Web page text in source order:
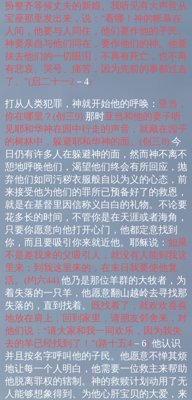
扮整齐等候丈夫的新娘。我听见有大声音从
宝座那里发出来，说： “看哪！神的帐幕在
人间， 他要与人同住，他们要作他的子民。
神要亲自与他们同在，要作他们的神。 他要
抹去他们的一切眼泪，不再有死亡，也不再
有悲哀、哭号、痛苦，因为先前的事都过去
了。 ”(启二十一2 － 4)
打从人类犯罪，神就开始他的呼唤： 亚当，
你在哪里？ (创 三9) 那时亚当和他的妻子听
见耶和华神在园中行走的声音，就藏在园子
的树林中，躲避耶和华神的面。 (创 三8) 今
日仍有许多人在躲避神的面，然而神不离不
憩地呼唤他们，渴望他们终会有所回应，抛
弃他们如同污秽衣服般自以为义的心态，前
来接受他为他们的罪所已预备好了的救恩，
就是在基督里因信称义白白的礼物。不论要
花多长的时间，不管你是在天涯或者海角，
只要你愿意向他打开心门，他都定意找到
你，而且要吸引你来就近他。耶稣说： 如果
不是差我来的父吸引人，就没有人能到我这
里来；到我这里来的，在末日我要使他复
活。 (约六44) 他乃是那位羊群的大牧者，为
着失落的一只羊，他愿意翻山越岭去寻找那
失落的，直到找着。
既找着了，就欢欢喜喜
地放在肩上，回到家里，请朋友邻舍来，对
他们说： “请大家和我一同欢乐，因为我失
去的羊已经找到了！ ”(路十五4 － 6) 他认识
并且按名字呼叫他的子民。他愿意不惮其烦
地让每一个人明白，他需要一位救主来帮助
他脱离罪权的辖制。神的救赎计划动用了无
人能够想象得到、为他心肝宝贝的大爱，来